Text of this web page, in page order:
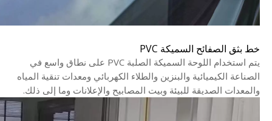
خط بثق الصفائح السميكة PVC
يتم استخدام اللوحة السميكة الصلبة PVC على نطاق واسع في
الصناعة الكيميائية والبنزين والطلاء الكهربائي ومعدات تنقية المياه
والمعدات الصديقة للبيئة وبيت المصابيح والإعلانات وما إلى ذلك.